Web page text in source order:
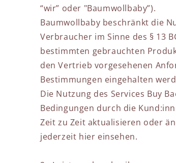
“wir” oder "Baumwollbaby”).
Baumwollbaby beschränkt die
Verbraucher im Sinne des § 13
bestimmten gebrauchten
den Vertrieb vorgesehenen
Bestimmungen eingehalten
Die Nutzung des Services Buy
Bedingungen durch die
Zeit zu Zeit aktualisieren oder
jederzeit hier einsehen.